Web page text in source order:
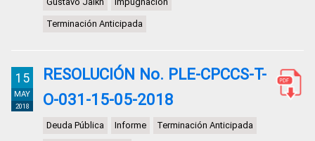
Terminación Anticipada
15
MAY
2018
RESOLUCIÓN No. PLE-CPCCS-T-
O-031-15-05-2018
Deuda Pública Informe Terminación Anticipada